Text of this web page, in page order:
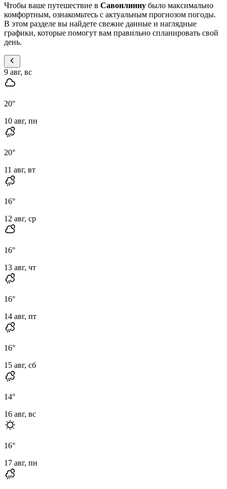
Чтобы ваше путешествие в Савонлинну было максимально
комфортным, ознакомьтесь с актуальным прогнозом погоды.
В этом разделе вы найдете свежие данные и наглядные
графики, которые помогут вам правильно спланировать свой
день.
9 авг, вс
20°
10 авг, пн
20°
11 авг, вт
16°
12 авг, ср
16°
13 авг, чт
16°
14 авг, пт
16°
15 авг, сб
14°
16 авг, вс
16°
17 авг, пн